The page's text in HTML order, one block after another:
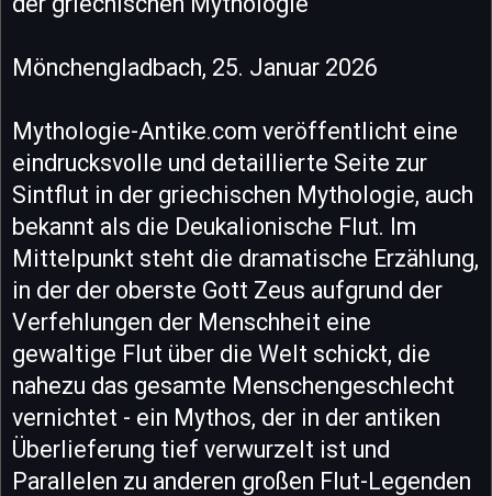
Mönchengladbach, 25. Januar 2026
Mythologie-Antike.com veröffentlicht eine
eindrucksvolle und detaillierte Seite zur
Sintflut in der griechischen Mythologie, auch
bekannt als die Deukalionische Flut. Im
Mittelpunkt steht die dramatische Erzählung,
in der der oberste Gott Zeus aufgrund der
Verfehlungen der Menschheit eine
gewaltige Flut über die Welt schickt, die
nahezu das gesamte Menschengeschlecht
vernichtet - ein Mythos, der in der antiken
Überlieferung tief verwurzelt ist und
Parallelen zu anderen großen Flut-Legenden